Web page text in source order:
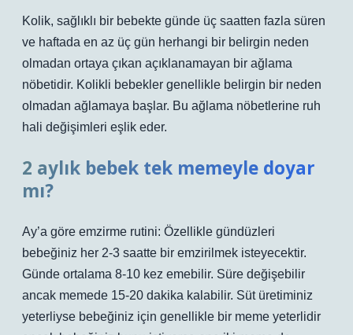
Kolik, sağlıklı bir bebekte günde üç saatten fazla süren
ve haftada en az üç gün herhangi bir belirgin neden
olmadan ortaya çıkan açıklanamayan bir ağlama
nöbetidir. Kolikli bebekler genellikle belirgin bir neden
olmadan ağlamaya başlar. Bu ağlama nöbetlerine ruh
hali değişimleri eşlik eder.
2 aylık bebek tek memeyle doyar
mı?
Ay’a göre emzirme rutini: Özellikle gündüzleri
bebeğiniz her 2-3 saatte bir emzirilmek isteyecektir.
Günde ortalama 8-10 kez emebilir. Süre değişebilir
ancak memede 15-20 dakika kalabilir. Süt üretiminiz
yeterliyse bebeğiniz için genellikle bir meme yeterlidir